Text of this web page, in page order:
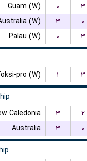
Guam (W)
۰ ۳
(W)
۳ ۰
Palau (W)
۰ ۳
pro (W)
۱ ۳
Caledonia
۳ ۲
Australia
۳ ۰